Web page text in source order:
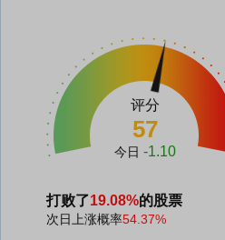
评分
57
今日 -1.10
打败了19.08%的股票
次日上涨概率54.37%